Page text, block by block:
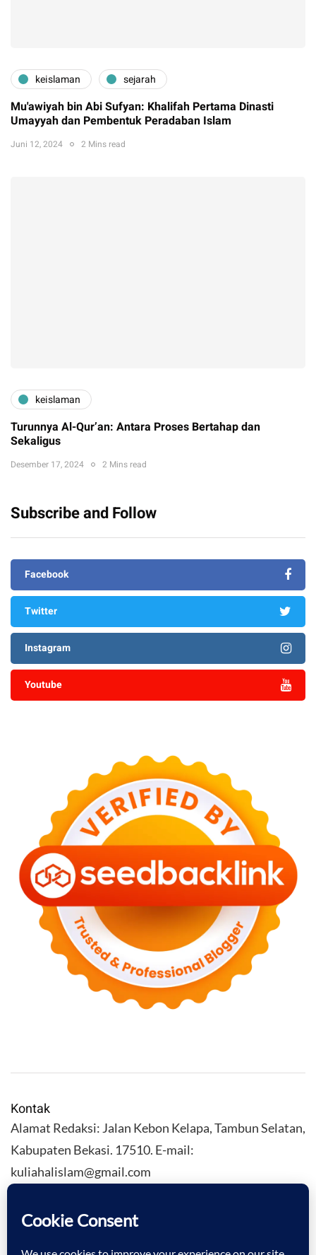
keislaman sejarah
Mu'awiyah bin Abi Sufyan: Khalifah Pertama Dinasti
Umayyah dan Pembentuk Peradaban Islam
Juni 12, 2024 2 Mins read
keislaman
Turunnya Al-Qur’an: Antara Proses Bertahap dan
Sekaligus
Desember 17, 2024 2 Mins read
Subscribe and Follow
Facebook
Twitter
Instagram
Youtube
Kontak
Alamat Redaksi: Jalan Kebon Kelapa, Tambun Selatan,
Kabupaten Bekasi. 17510. E-mail:
kuliahalislam@gmail.com